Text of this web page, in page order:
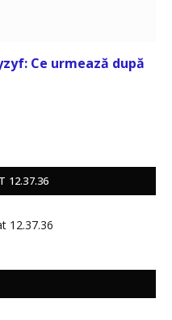
Ce urmează după
12.37.36